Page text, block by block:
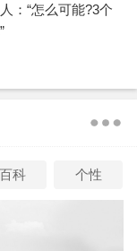
：“怎么可能?3个
百科 个性